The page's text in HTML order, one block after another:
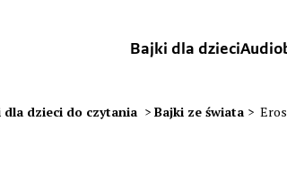
Bajki dla dzieci
dla dzieci do czytania > Bajki ze świata >